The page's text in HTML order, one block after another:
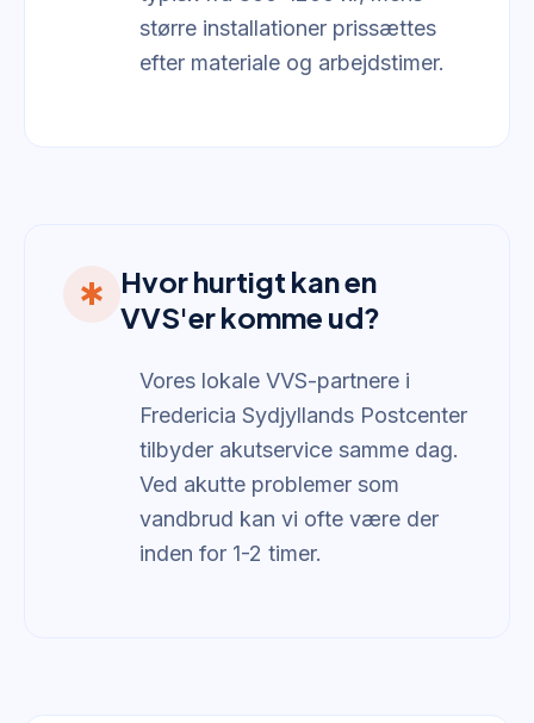
større installationer prissættes
efter materiale og arbejdstimer.
emergency
Hvor hurtigt kan en
VVS'er komme ud?
Vores lokale VVS-partnere i
Fredericia Sydjyllands Postcenter
tilbyder akutservice samme dag.
Ved akutte problemer som
vandbrud kan vi ofte være der
inden for 1-2 timer.